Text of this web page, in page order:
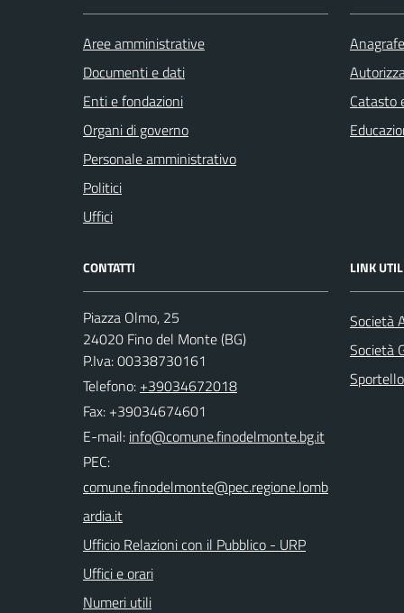
Aree amministrative
Documenti e dati
Enti e fondazioni
Organi di governo
Personale amministrativo
Politici
Uffici
Catasto
CONTATTI
Piazza Olmo, 25
24020 Fino del Monte (BG)
P.Iva: 00338730161
Telefono: +39034672018
Fax: +39034674601
E-mail:
PEC:
Ufficio Relazioni con il Pubblico - URP
Uffici e orari
Numeri utili
LINK
Società
Società